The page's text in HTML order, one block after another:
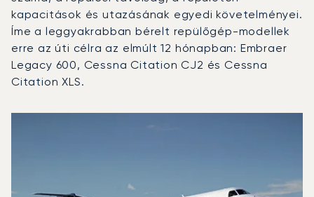
kapacitások és utazásának egyedi követelményei.
Íme a leggyakrabban bérelt repülőgép-modellek
erre az úti célra az elmúlt 12 hónapban: Embraer
Legacy 600, Cessna Citation CJ2 és Cessna
Citation XLS.